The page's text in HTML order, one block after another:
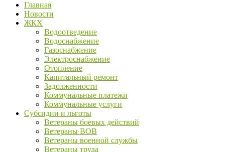
Главная
Новости
ЖКХ
Водоотведение
Водоснабжение
Газоснабжение
Электроснабжение
Отопление
Капитальный ремонт
Задолженности
Коммунальные платежи
Коммунальные услуги
Субсидии и льготы
Ветераны боевых действий
Ветераны ВОВ
Ветераны военной службы
Ветераны труда